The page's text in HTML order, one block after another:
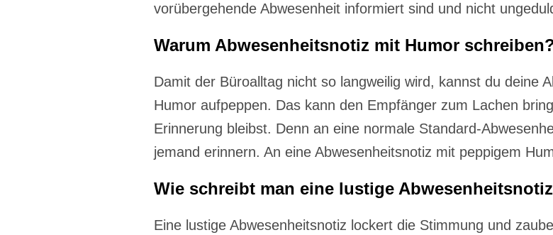
vorübergehende Abwesenheit informiert sind und nicht
Warum Abwesenheitsnotiz mit Humor
Damit der Büroalltag nicht so langweilig wird, kannst du deine
Humor aufpeppen. Das kann den Empfänger zum Lachen
Erinnerung bleibst. Denn an eine normale Standard-
jemand erinnern. An eine Abwesenheitsnotiz mit peppigem
Wie schreibt man eine lustige
Eine lustige Abwesenheitsnotiz lockert die Stimmung und